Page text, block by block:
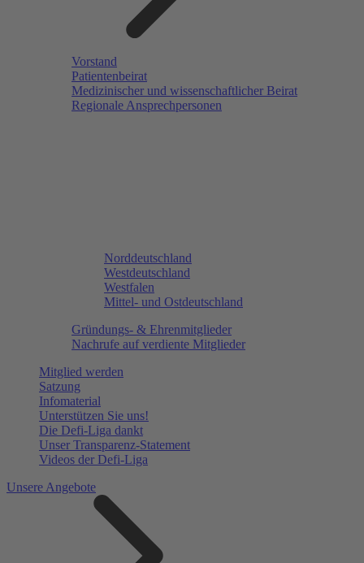
Vorstand
Patientenbeirat
Medizinischer und wissenschaftlicher Beirat
Regionale Ansprechpersonen
Norddeutschland
Westdeutschland
Westfalen
Mittel- und Ostdeutschland
Gründungs- & Ehrenmitglieder
Nachrufe auf verdiente Mitglieder
Mitglied werden
Satzung
Infomaterial
Unterstützen Sie uns!
Die Defi-Liga dankt
Unser Transparenz-Statement
Videos der Defi-Liga
Unsere Angebote